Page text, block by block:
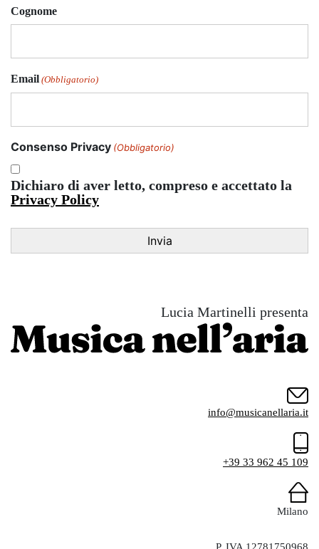
Cognome
Email (Obbligatorio)
Consenso Privacy (Obbligatorio)
Dichiaro di aver letto, compreso e accettato la
Privacy Policy
Lucia Martinelli presenta
info@musicanellaria.it
+39 33 962 45 109
Milano
P. IVA 12781750968